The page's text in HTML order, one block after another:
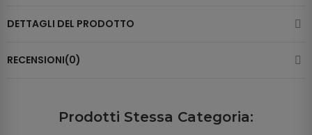
DETTAGLI DEL PRODOTTO
RECENSIONI(0)
Prodotti Stessa Categoria: